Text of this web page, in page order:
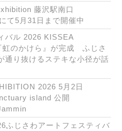
藤沢駅南口
て5月31日まで開催中
バル 2026 KISSEA
虹のかけら』が完成 ふじさ
通り抜けるステキな小径が話
2026 5月2日
island 公開
ふじさわアートフェスティバ